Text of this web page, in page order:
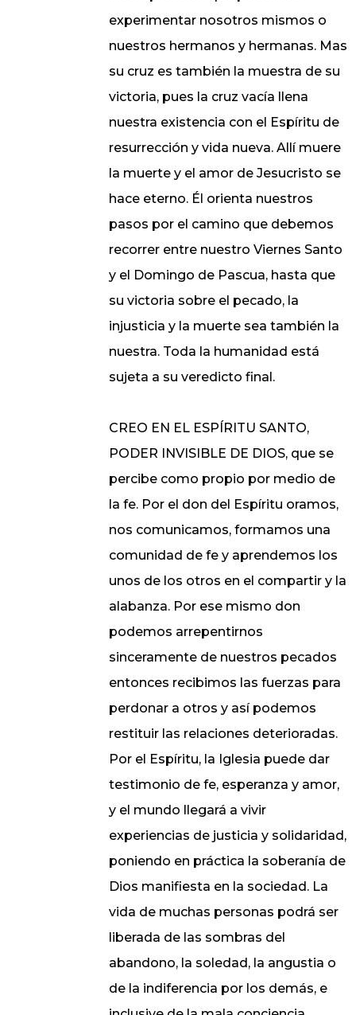
experimentar nosotros mismos o
nuestros hermanos y hermanas. Mas
su cruz es también la muestra de su
victoria, pues la cruz vacía llena
nuestra existencia con el Espíritu de
resurrección y vida nueva. Allí muere
la muerte y el amor de Jesucristo se
hace eterno. Él orienta nuestros
pasos por el camino que debemos
recorrer entre nuestro Viernes Santo
y el Domingo de Pascua, hasta que
su victoria sobre el pecado, la
injusticia y la muerte sea también la
nuestra. Toda la humanidad está
sujeta a su veredicto final.
CREO EN EL ESPÍRITU SANTO,
PODER INVISIBLE DE DIOS, que se
percibe como propio por medio de
la fe. Por el don del Espíritu oramos,
nos comunicamos, formamos una
comunidad de fe y aprendemos los
unos de los otros en el compartir y la
alabanza. Por ese mismo don
podemos arrepentirnos
sinceramente de nuestros pecados
entonces recibimos las fuerzas para
perdonar a otros y así podemos
restituir las relaciones deterioradas.
Por el Espíritu, la Iglesia puede dar
testimonio de fe, esperanza y amor,
y el mundo llegará a vivir
experiencias de justicia y solidaridad,
poniendo en práctica la soberanía de
Dios manifiesta en la sociedad. La
vida de muchas personas podrá ser
liberada de las sombras del
abandono, la soledad, la angustia o
de la indiferencia por los demás, e